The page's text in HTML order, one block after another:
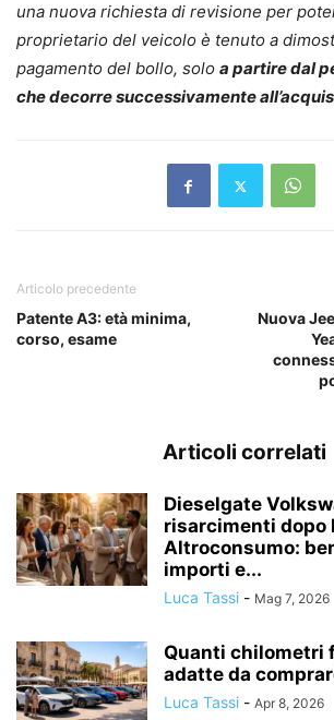
una nuova richiesta di revisione per
proprietario del veicolo è tenuto a
pagamento del bollo, solo a partire dal
che decorre successivamente
Articolo precedente
Patente A3: età minima,
corso, esame
Nuova
Articoli correlati
Dieselgate
risarcimenti dopo
Altroconsumo:
importi e...
Luca Tassi - Mag 7, 2026
Quanti chilometri
adatte da
Luca Tassi - Apr 8, 2026